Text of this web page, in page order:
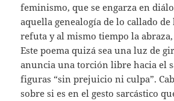
feminismo, que se engarza en
aquella genealogía de lo callado
refuta y al mismo tiempo la
Este poema quizá sea una luz de
anuncia una torción libre hacia el
figuras “sin prejuicio ni culpa”.
sobre si es en el gesto sarcástico